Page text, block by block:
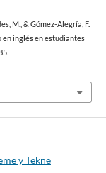
M., & Gómez-Alegría, F.
en inglés en estudiantes
y Tekne